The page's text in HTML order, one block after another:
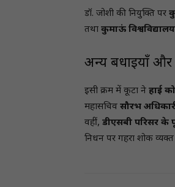
डॉ. जोशी की नियुक्ति पर
तथा कुमाऊं
अन्य बधाइयाँ
इसी क्रम में कूटा ने हाई
महासचिव सौरभ
वहीं, डीएसबी परिसर के
निधन पर गहरा शोक व्यक्त